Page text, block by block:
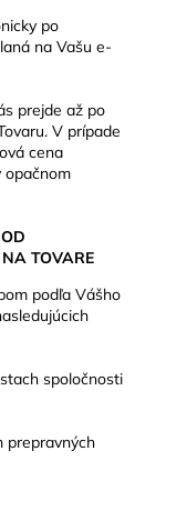
po
na Vašu e-
prejde až po
V prípade
cena
opačnom
TOVARE
podľa Vášho
spoločnosti
prepravných